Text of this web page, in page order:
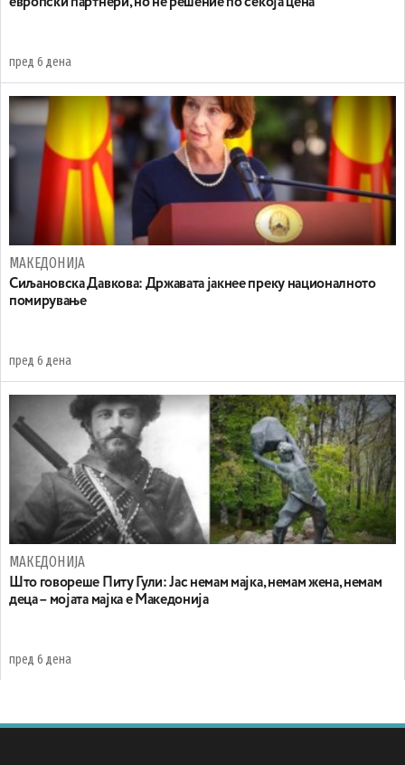
пред 6 дена
МАКЕДОНИЈА
Сиљановска Давкова: Државата јакнее преку националното
помирување
пред 6 дена
МАКЕДОНИЈА
Што говореше Питу Гули: Јас немам мајка, немам жена, немам
деца – мојата мајка е Македонија
пред 6 дена